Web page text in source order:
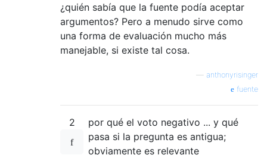
¿quién sabía que la fuente podía aceptar
argumentos? Pero a menudo sirve como
una forma de evaluación mucho más
manejable, si existe tal cosa.
anthonyrisinger
fuente
2
por qué el voto negativo ... y qué
pasa si la pregunta es antigua;
obviamente es relevante